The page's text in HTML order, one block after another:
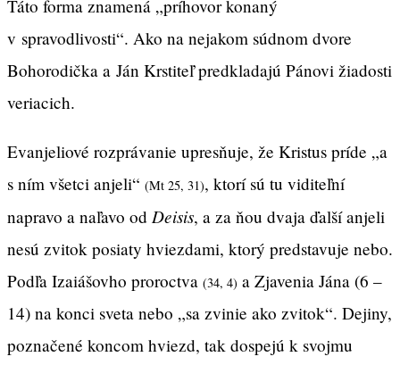
Táto forma znamená „príhovor konaný
v spravodlivosti“. Ako na nejakom súdnom dvore
Bohorodička a Ján Krstiteľ predkladajú Pánovi žiadosti
veriacich.
Evanjeliové rozprávanie upresňuje, že Kristus príde „a
s ním všetci anjeli“ (Mt 25, 31), ktorí sú tu viditeľní
napravo a naľavo od Deisis, a za ňou dvaja ďalší anjeli
nesú zvitok posiaty hviezdami, ktorý predstavuje nebo.
Podľa Izaiášovho proroctva (34, 4) a Zjavenia Jána (6 –
14) na konci sveta nebo „sa zvinie ako zvitok“. Dejiny,
poznačené koncom hviezd, tak dospejú k svojmu